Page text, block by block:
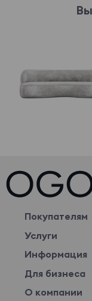
Покупателям
Услуги
Информация
Для бизнеса
О компании